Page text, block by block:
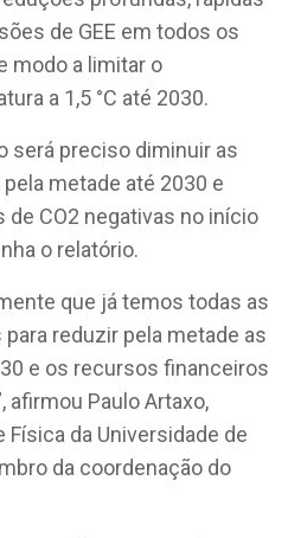
de GEE em todos os
modo a limitar o
a 1,5 °C até 2030.
será preciso diminuir as
metade até 2030 e
CO2 negativas no início
o relatório.
que já temos todas as
reduzir pela metade as
e os recursos financeiros
afirmou Paulo Artaxo,
da Universidade de
da coordenação do